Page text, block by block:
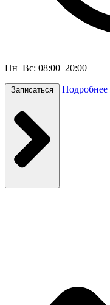
Пн–Вс: 08:00–20:00
Записаться Подробнее